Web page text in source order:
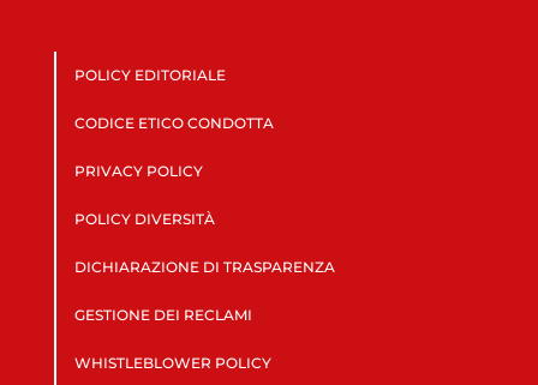
POLICY EDITORIALE
CODICE ETICO CONDOTTA
PRIVACY POLICY
POLICY DIVERSITÀ
DICHIARAZIONE DI TRASPARENZA
GESTIONE DEI RECLAMI
WHISTLEBLOWER POLICY